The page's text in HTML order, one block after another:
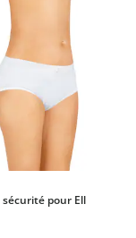
Slip toute sécurité pour Ell